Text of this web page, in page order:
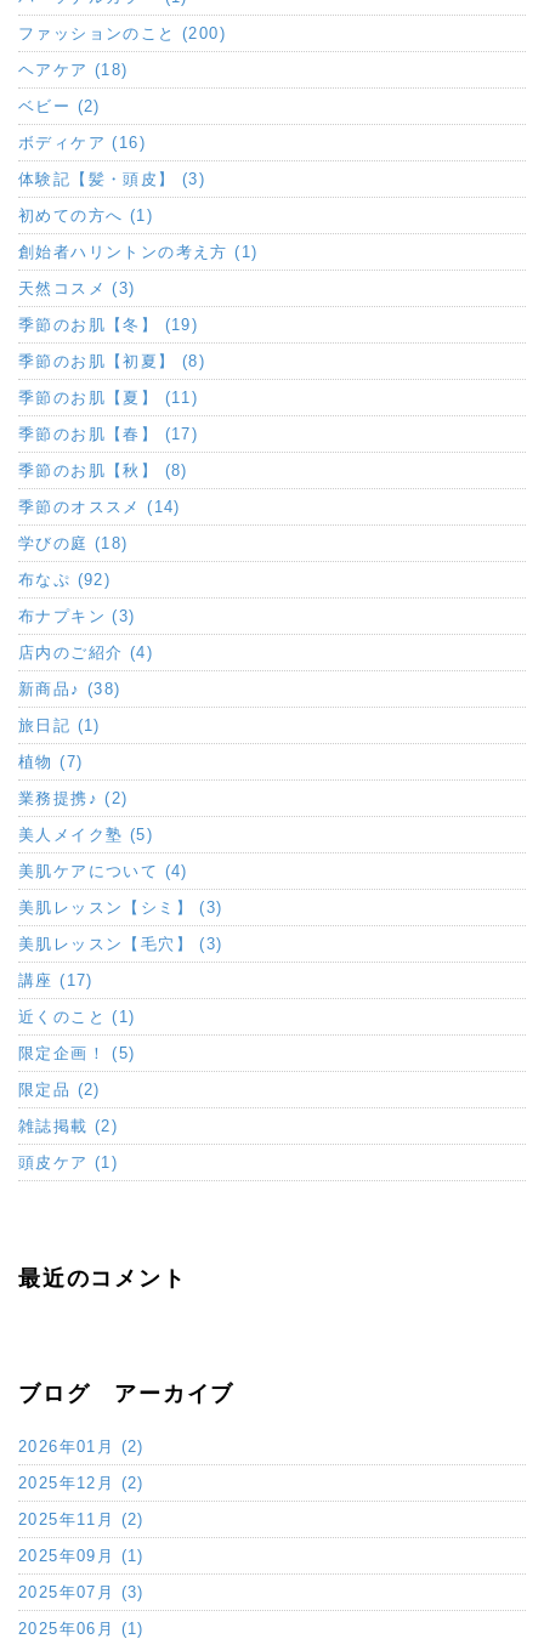
ファッションのこと (200)
ヘアケア (18)
ベビー (2)
ボディケア (16)
体験記【髪・頭皮】 (3)
初めての方へ (1)
創始者ハリントンの考え方 (1)
天然コスメ (3)
季節のお肌【冬】 (19)
季節のお肌【初夏】 (8)
季節のお肌【夏】 (11)
季節のお肌【春】 (17)
季節のお肌【秋】 (8)
季節のオススメ (14)
学びの庭 (18)
布なぷ (92)
布ナプキン (3)
店内のご紹介 (4)
新商品♪ (38)
旅日記 (1)
植物 (7)
業務提携♪ (2)
美人メイク塾 (5)
美肌ケアについて (4)
美肌レッスン【シミ】 (3)
美肌レッスン【毛穴】 (3)
講座 (17)
近くのこと (1)
限定企画！ (5)
限定品 (2)
雑誌掲載 (2)
頭皮ケア (1)
最近のコメント
ブログ アーカイブ
2026年01月 (2)
2025年12月 (2)
2025年11月 (2)
2025年09月 (1)
2025年07月 (3)
2025年06月 (1)